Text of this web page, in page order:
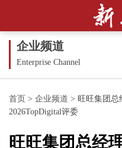
企业频道
Enterprise Channel
首页 > 企业频道 > 旺旺集团总
2026TopDigital评委
旺旺集团总经